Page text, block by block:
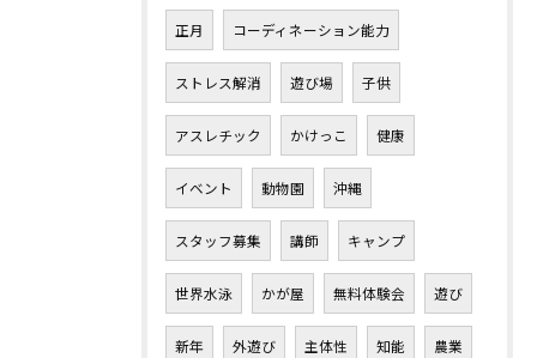
正月 コーディネーション能力
ストレス解消 遊び場 子供
アスレチック かけっこ 健康
イベント 動物園 沖縄
スタッフ募集 講師 キャンプ
世界水泳 かが屋 無料体験会 遊び
新年 外遊び 主体性 知能 農業